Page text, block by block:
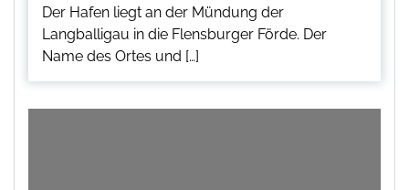
Der Hafen liegt an der Mündung der
Langballigau in die Flensburger Förde. Der
Name des Ortes und […]